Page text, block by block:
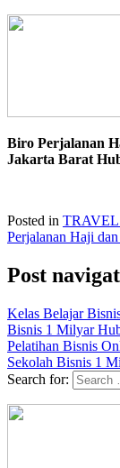
Biro Perjalanan
Jakarta Barat
Posted in
Perjalanan Haji
Post
Kelas Belajar
Bisnis 1 Milyar
Pelatihan Bisnis
Sekolah Bisnis 1
Search for: